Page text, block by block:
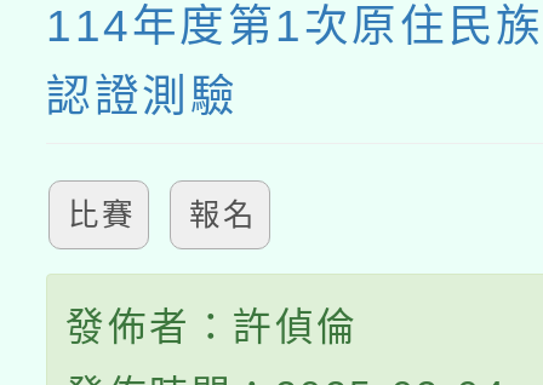
114年度第1次原住民
認證測驗
比賽 報名
發佈者：許偵倫